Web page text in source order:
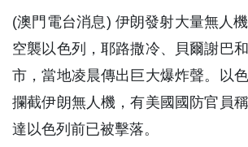
(澳門電台消息) 伊朗發射大量無人
空襲以色列，耶路撒冷、貝爾謝巴
市，當地凌晨傳出巨大爆炸聲。以
攔截伊朗無人機，有美國國防官員
達以色列前已被擊落。